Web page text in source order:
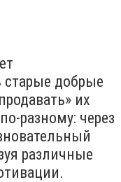
старые добрые
их
разному: через
различные